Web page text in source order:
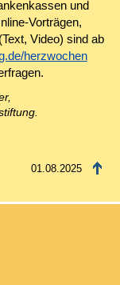
und
Vorträgen,
Video) sind ab
herzwochen
01.08.2025